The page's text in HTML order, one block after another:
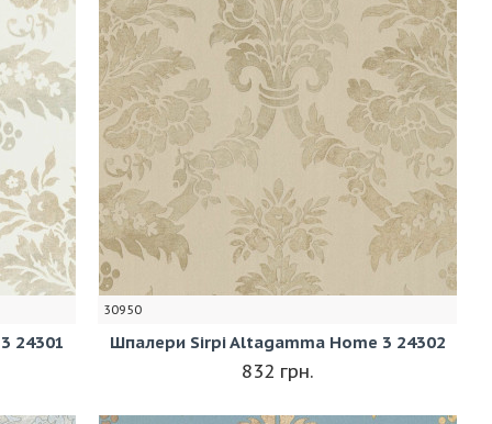
24301
30950
Шпалери Sirpi Altagamma Home 3 24302
832 грн.